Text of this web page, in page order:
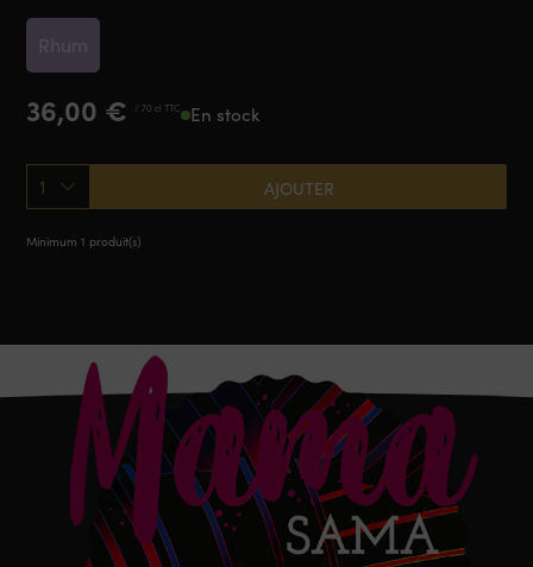
36,00 € / 70 cl TTC En stock
1 AJOUTER
Minimum 1 produit(s)
Rhum